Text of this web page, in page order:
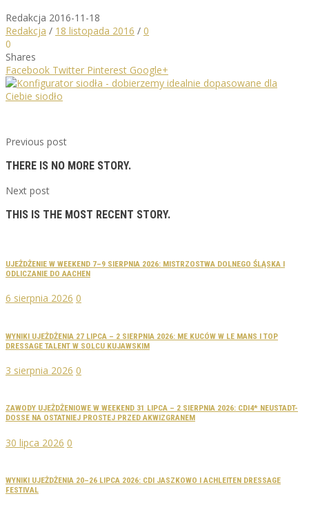
Redakcja 2016-11-18
Redakcja / 18 listopada 2016 / 0
0
Shares
Facebook Twitter Pinterest Google+
Previous post
THERE IS NO MORE STORY.
Next post
THIS IS THE MOST RECENT STORY.
UJEŻDŻENIE W WEEKEND 7–9 SIERPNIA 2026: MISTRZOSTWA DOLNEGO ŚLĄSKA I
ODLICZANIE DO AACHEN
6 sierpnia 2026 0
WYNIKI UJEŻDŻENIA 27 LIPCA – 2 SIERPNIA 2026: ME KUCÓW W LE MANS I TOP
DRESSAGE TALENT W SOLCU KUJAWSKIM
3 sierpnia 2026 0
ZAWODY UJEŻDŻENIOWE W WEEKEND 31 LIPCA – 2 SIERPNIA 2026: CDI4* NEUSTADT-
DOSSE NA OSTATNIEJ PROSTEJ PRZED AKWIZGRANEM
30 lipca 2026 0
WYNIKI UJEŻDŻENIA 20–26 LIPCA 2026: CDI JASZKOWO I ACHLEITEN DRESSAGE
FESTIVAL